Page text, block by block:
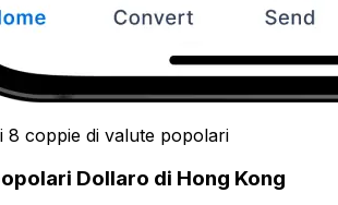
8 coppie di valute popolari
Dollaro di Hong Kong